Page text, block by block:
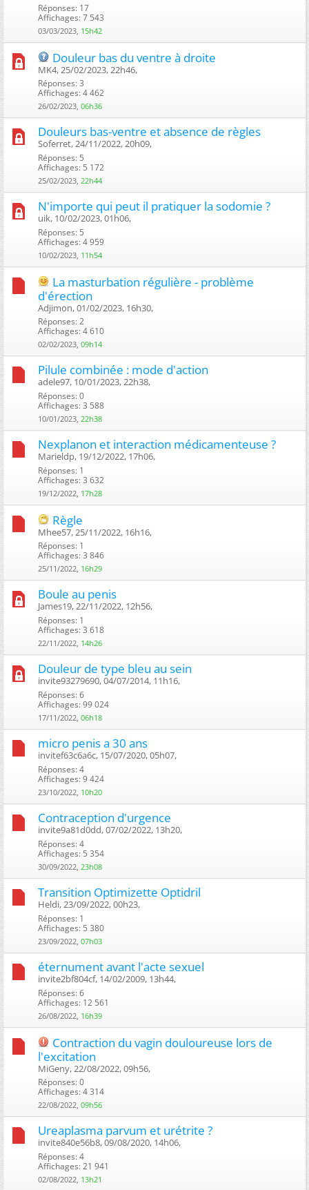
Réponses: 17
Affichages: 7 543
03/03/2023, 15h42
Douleur bas du ventre à droite
MK4, 25/02/2023, 22h46, ‎
Réponses: 3
Affichages: 4 462
26/02/2023, 06h36
Douleurs bas-ventre et absence de règles
Soferret, 24/11/2022, 20h09, ‎
Réponses: 5
Affichages: 5 172
25/02/2023, 22h44
N'importe qui peut il pratiquer la sodomie ?
uik, 10/02/2023, 01h06, ‎
Réponses: 5
Affichages: 4 959
10/02/2023, 11h54
La masturbation régulière - problème
d'érection
Adjimon, 01/02/2023, 16h30, ‎
Réponses: 2
Affichages: 4 610
02/02/2023, 09h14
Pilule combinée : mode d'action
adele97, 10/01/2023, 22h38, ‎
Réponses: 0
Affichages: 3 588
10/01/2023, 22h38
Nexplanon et interaction médicamenteuse ?
Marieldp, 19/12/2022, 17h06, ‎
Réponses: 1
Affichages: 3 632
19/12/2022, 17h28
Règle
Mhee57, 25/11/2022, 16h16, ‎
Réponses: 1
Affichages: 3 846
25/11/2022, 16h29
Boule au penis
James19, 22/11/2022, 12h56, ‎
Réponses: 1
Affichages: 3 618
22/11/2022, 14h26
Douleur de type bleu au sein
invite93279690, 04/07/2014, 11h16, ‎
Réponses: 6
Affichages: 99 024
17/11/2022, 06h18
micro penis a 30 ans
invitef63c6a6c, 15/07/2020, 05h07, ‎
Réponses: 4
Affichages: 9 424
23/10/2022, 10h20
Contraception d'urgence
invite9a81d0dd, 07/02/2022, 13h20, ‎
Réponses: 4
Affichages: 5 354
30/09/2022, 23h08
Transition Optimizette Optidril
Heldi, 23/09/2022, 00h23, ‎
Réponses: 1
Affichages: 5 380
23/09/2022, 07h03
éternument avant l'acte sexuel
invite2bf804cf, 14/02/2009, 13h44, ‎
Réponses: 6
Affichages: 12 561
26/08/2022, 16h39
Contraction du vagin douloureuse lors de
l'excitation
MiGeny, 22/08/2022, 09h56, ‎
Réponses: 0
Affichages: 4 314
22/08/2022, 09h56
Ureaplasma parvum et urétrite ?
invite840e56b8, 09/08/2020, 14h06, ‎
Réponses: 4
Affichages: 21 941
02/08/2022, 13h21